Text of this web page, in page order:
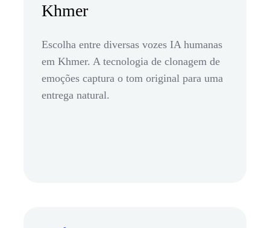
Khmer
Escolha entre diversas vozes IA humanas
em Khmer. A tecnologia de clonagem de
emoções captura o tom original para uma
entrega natural.